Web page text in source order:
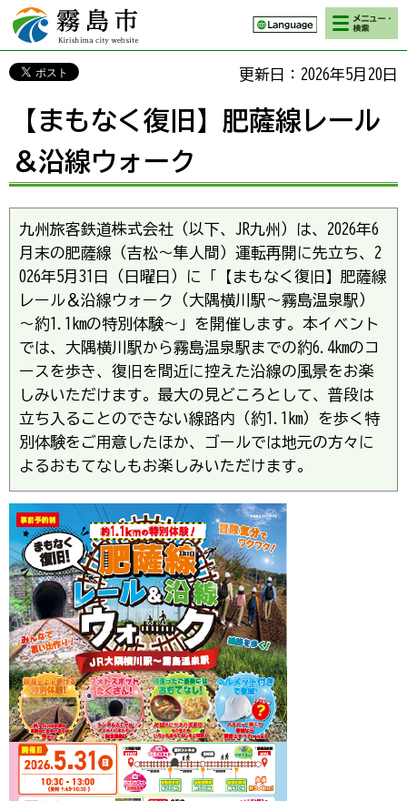
霧島市 Kirishima
city website
検索・メニ
ュー
更新日：2026年5月20日
【まもなく復旧】肥薩線レール
＆沿線ウォーク
九州旅客鉄道株式会社（以下、JR九州）は、2026年6
月末の肥薩線（吉松〜隼人間）運転再開に先立ち、2
026年5月31日（日曜日）に「【まもなく復旧】肥薩線
レール＆沿線ウォーク（大隅横川駅〜霧島温泉駅）
～約1.1kmの特別体験～」を開催します。本イベント
では、大隅横川駅から霧島温泉駅までの約6.4kmのコ
ースを歩き、復旧を間近に控えた沿線の風景をお楽
しみいただけます。最大の見どころとして、普段は
立ち入ることのできない線路内（約1.1km）を歩く特
別体験をご用意したほか、ゴールでは地元の方々に
よるおもてなしもお楽しみいただけます。